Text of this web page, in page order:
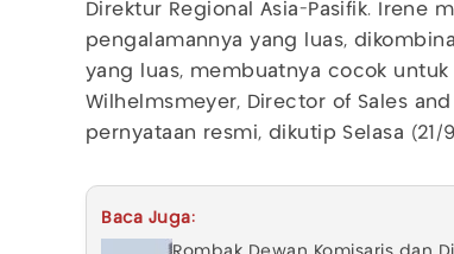
Direktur Regional Asia-Pasifik. Irene
pengalamannya yang luas,
yang luas, membuatnya cocok
Wilhelmsmeyer, Director of Sales
pernyataan resmi, dikutip Selasa (21/
Baca Juga: